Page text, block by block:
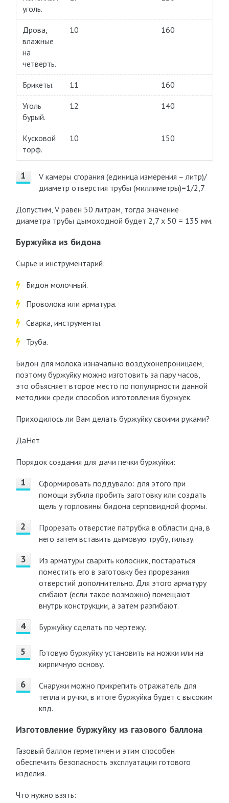
уголь.
Дрова,
влажные
на
четверть.
10 160
Брикеты. 11 160
Уголь
бурый.
12 140
Кусковой
торф.
10 150
V камеры сгорания (единица измерения – литр)/
диаметр отверстия трубы (миллиметры)=1/2,7
Допустим, V равен 50 литрам, тогда значение
диаметра трубы дымоходной будет 2,7 х 50 = 135 мм.
Буржуйка из бидона
Сырье и инструментарий:
Бидон молочный.
Проволока или арматура.
Сварка, инструменты.
Труба.
Бидон для молока изначально воздухонепроницаем,
поэтому буржуйку можно изготовить за пару часов,
это объясняет второе место по популярности данной
методики среди способов изготовления буржуек.
Приходилось ли Вам делать буржуйку своими руками?
ДаНет
Порядок создания для дачи печки буржуйки:
Сформировать поддувало: для этого при
помощи зубила пробить заготовку или создать
щель у горловины бидона серповидной формы.
Прорезать отверстие патрубка в области дна, в
него затем вставить дымовую трубу, гильзу.
Из арматуры сварить колосник, постараться
поместить его в заготовку без прорезания
отверстий дополнительно. Для этого арматуру
сгибают (если такое возможно) помещают
внутрь конструкции, а затем разгибают.
Буржуйку сделать по чертежу.
Готовую буржуйку установить на ножки или на
кирпичную основу.
Снаружи можно прикрепить отражатель для
тепла и ручки, в итоге буржуйка будет с высоким
кпд.
Изготовление буржуйку из газового баллона
Газовый баллон герметичен и этим способен
обеспечить безопасность эксплуатации готового
изделия.
Что нужно взять: